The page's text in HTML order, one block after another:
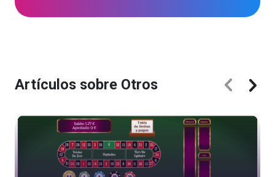
Artículos sobre Otros